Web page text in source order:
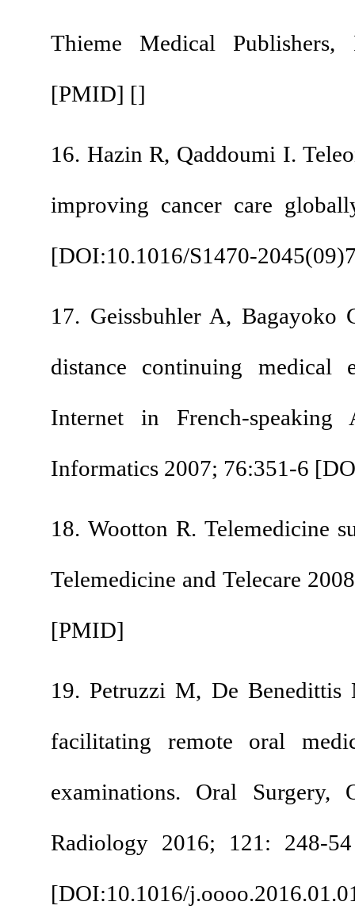
Thieme Medical
16. Hazin R,
improving cancer
[DOI:10.1016/
17. Geissbuhler A,
distance
Internet in
Informatics 2007;
18. Wootton R.
Telemedicine and
19. Petruzzi M, De
facilitating
examinations.
Radiology 2016;
[DOI:10.1016/